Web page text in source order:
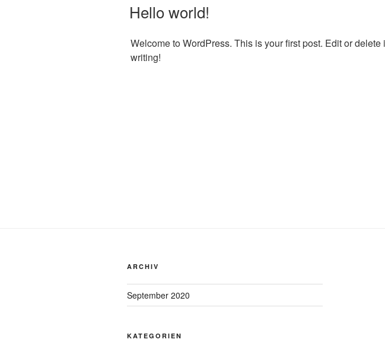
Hello world!
Welcome to WordPress. This is your first post. Edit or delete
writing!
ARCHIV
September 2020
KATEGORIEN